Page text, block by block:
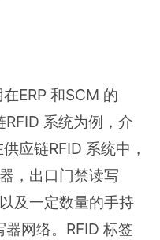
ERP 和SCM 的
系统为例，介
应链RFID 系统中，
，出口门禁读写
及一定数量的手持
网络。RFID 标签